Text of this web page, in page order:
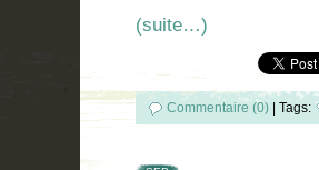
(suite…)
Commentaire (0) | Tags: